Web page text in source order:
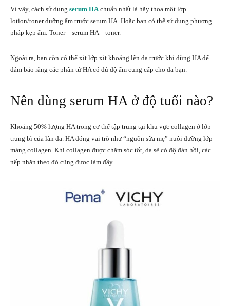
Vì vậy, cách sử dụng serum HAchuẩn nhất là hãy thoa một lớp
lotion/toner dưỡng ẩm trước serum HA. Hoặc bạn có thể sử dụng phương
pháp kẹp ẩm: Toner – serum HA – toner.
Ngoài ra, bạn còn có thể xịt lớp xịt khoáng lên da trước khi dùng HA để
đảm bảo rằng các phân tử HA có đủ độ ẩm cung cấp cho da bạn.
Nên dùng serum HA ở độ tuổi nào?
Khoảng 50% lượng HA trong cơ thể tập trung tại khu vực collagen ở lớp
trung bì của làn da. HA đóng vai trò như “nguồn sữa mẹ” nuôi dưỡng lớp
màng collagen. Khi collagen được chăm sóc tốt, da sẽ có độ đàn hồi, các
nếp nhăn theo đó cũng được làm đầy.